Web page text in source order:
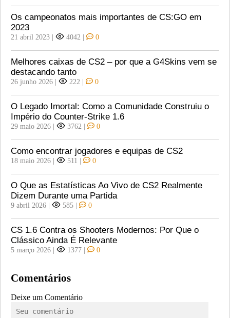
Os campeonatos mais importantes de CS:GO em
2023
21 abril 2023 | 4042 | 0
Melhores caixas de CS2 – por que a G4Skins vem se
destacando tanto
26 junho 2026 | 222 | 0
O Legado Imortal: Como a Comunidade Construiu o
Império do Counter-Strike 1.6
29 maio 2026 | 3762 | 0
Como encontrar jogadores e equipas de CS2
18 maio 2026 | 511 | 0
O Que as Estatísticas Ao Vivo de CS2 Realmente
Dizem Durante uma Partida
9 abril 2026 | 585 | 0
CS 1.6 Contra os Shooters Modernos: Por Que o
Clássico Ainda É Relevante
5 março 2026 | 1377 | 0
Comentários
Deixe um Comentário